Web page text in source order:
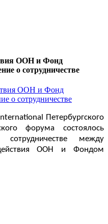
ООН и Фонд
о сотрудничестве
Петербургского
форума состоялось
между
ООН и Фондом